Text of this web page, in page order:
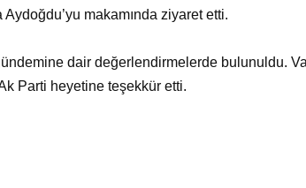
makamında ziyaret etti.
dair değerlendirmelerde bulunuldu.
Parti heyetine teşekkür etti.